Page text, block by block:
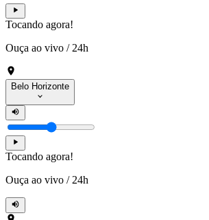
Tocando agora!
Ouça ao vivo / 24h
Belo Horizonte
Tocando agora!
Ouça ao vivo / 24h